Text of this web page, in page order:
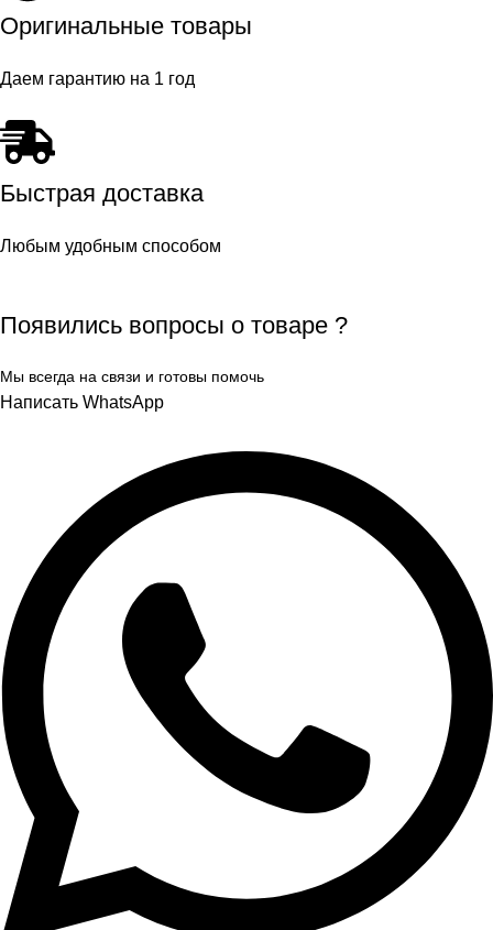
Оригинальные товары
Даем гарантию на 1 год
Быстрая доставка
Любым удобным способом
Появились вопросы о товаре ?
Мы всегда на связи и готовы помочь
Написать WhatsApp